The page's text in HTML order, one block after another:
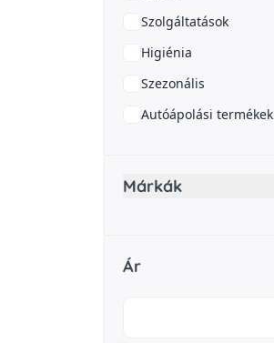
Szolgáltatások
Higiénia
Szezonális
Autóápolási termékek
Márkák
Ár